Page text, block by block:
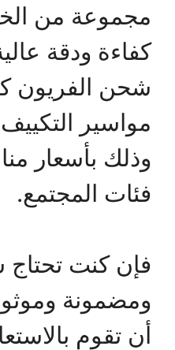
مجموعة من
كفاءة ودقة
شحن الفريون
مواسير
وذلك بأسعار
فئات المجتمع.
فإن كنت
ومضمونة
أن تقوم